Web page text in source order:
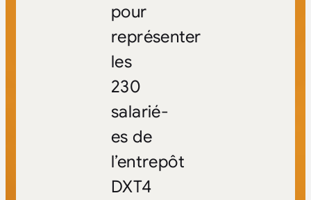
pour
représenter
les
230
salarié-
es de
l’entrepôt
DXT4